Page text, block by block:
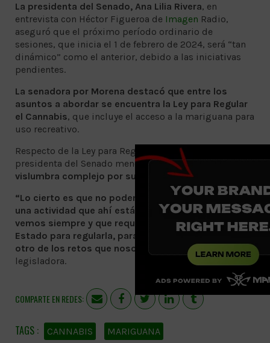
La presidenta del Senado, Ana Lilia Rivera, en
entrevista con Héctor Figueroa de Imagen Radio,
aseguró que el próximo período ordinario de
sesiones, que inicia el 1 de febrero de 2024, será “tan
dinámico” como el anterior, debido a las iniciativas
pendientes.
La senadora por Morena destacó que entre los
asuntos a abordar se encuentra la Ley para Regular
el Cannabis, que incluye el acceso a la mariguana para
uso recreativo.
Respecto de la Ley para Regular el Cannabis, la
presidenta del Senado mencionó queeste asunto se
vislumbra complejo por su “estigma social”.
“Lo cierto es que no podemos seguir descuidando
una actividad que ahí está (fumar mariguana), que la
vemos siempre y que requiere de la intervención del
Estado para regularla, para controlarla; entonces, es
otro de los retos que nosotros tenemos”,
legisladora.
COMPARTE EN REDES:
CANNABIS MARIGUANA